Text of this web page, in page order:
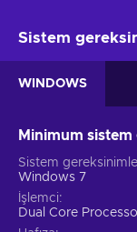
Sistem
WINDOWS
Minimum
Sistem
Windows 7
İşlemci
Dual Core